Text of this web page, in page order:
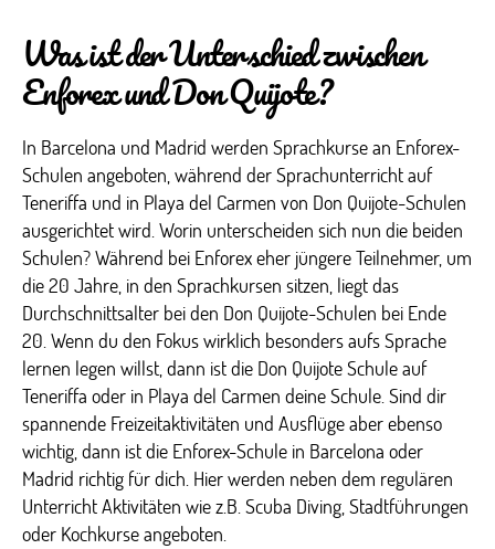
Was ist der Unterschied zwischen
Enforex und Don Quijote?
In Barcelona und Madrid werden Sprachkurse an Enforex-
Schulen angeboten, während der Sprachunterricht auf
Teneriffa und in Playa del Carmen von Don Quijote-Schulen
ausgerichtet wird. Worin unterscheiden sich nun die beiden
Schulen? Während bei Enforex eher jüngere Teilnehmer, um
die 20 Jahre, in den Sprachkursen sitzen, liegt das
Durchschnittsalter bei den Don Quijote-Schulen bei Ende
20. Wenn du den Fokus wirklich besonders aufs Sprache
lernen legen willst, dann ist die Don Quijote Schule auf
Teneriffa oder in Playa del Carmen deine Schule. Sind dir
spannende Freizeitaktivitäten und Ausflüge aber ebenso
wichtig, dann ist die Enforex-Schule in Barcelona oder
Madrid richtig für dich. Hier werden neben dem regulären
Unterricht Aktivitäten wie z.B. Scuba Diving, Stadtführungen
oder Kochkurse angeboten.